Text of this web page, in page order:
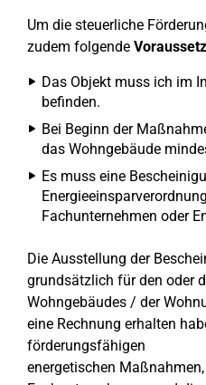
Um die steuerliche
zudem folgende
Das Objekt muss ich im
befinden.
Bei Beginn der
das Wohngebäude
Es muss eine
Fachunternehmen oder
Die Ausstellung der
grundsätzlich für den oder
Wohngebäudes / der
eine Rechnung erhalten
förderungsfähigen
energetischen